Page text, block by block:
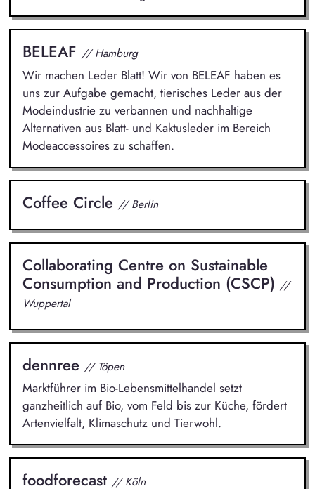
BELEAF // Hamburg
Wir machen Leder Blatt! Wir von BELEAF haben es
uns zur Aufgabe gemacht, tierisches Leder aus der
Modeindustrie zu verbannen und nachhaltige
Alternativen aus Blatt- und Kaktusleder im Bereich
Modeaccessoires zu schaffen.
Coffee Circle // Berlin
Collaborating Centre on Sustainable
Consumption and Production (CSCP) //
Wuppertal
dennree // Töpen
Marktführer im Bio-Lebensmittelhandel setzt
ganzheitlich auf Bio, vom Feld bis zur Küche, fördert
Artenvielfalt, Klimaschutz und Tierwohl.
foodforecast // Köln